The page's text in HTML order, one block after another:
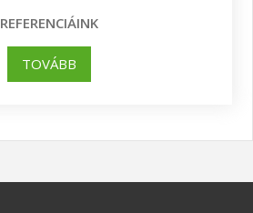
REFERENCIÁINK
TOVÁBB